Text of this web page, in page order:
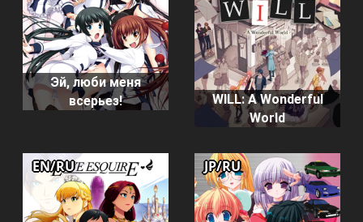
Эй, люби меня
всерьез!
WILL: A Wonderful
World
EN/RU JP/RU